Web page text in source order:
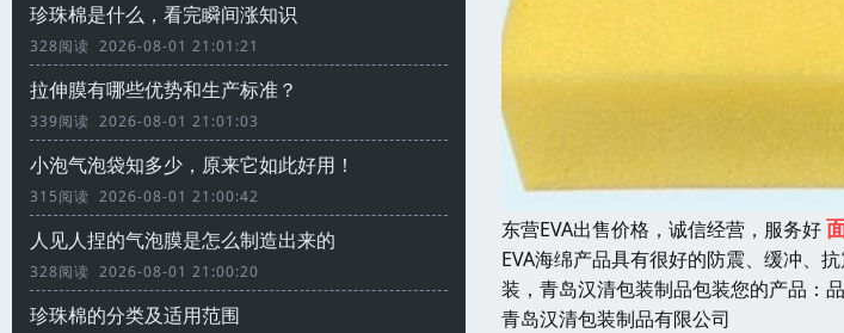
珍珠棉是什么，看完瞬间涨知识
328阅读 2026-08-01 21:01:21
拉伸膜有哪些优势和生产标准？
339阅读 2026-08-01 21:01:03
小泡气泡袋知多少，原来它如此好用！
315阅读 2026-08-01 21:00:42
人见人捏的气泡膜是怎么制造出来的
328阅读 2026-08-01 21:00:20
珍珠棉的分类及适用范围
东营EVA出售价格，诚信经营，服务好
EVA海绵产品具有很好的防震、缓冲、
装，青岛汉清包装制品包装您的产品：
青岛汉清包装制品有限公司